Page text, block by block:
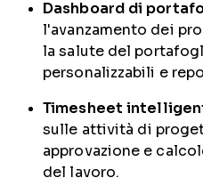
Dashboard di
l'avanzamento dei
la salute del
personalizzabili e
Timesheet
sulle attività di
approvazione e
del lavoro.